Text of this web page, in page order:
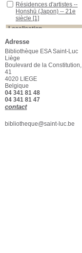
Résidences d'artistes --
Honshū (Japon) -- 21e
siècle [1]
Localisation
Section
Beaux-Arts - Biblio
Adresse
Bibliothèque ESA Saint-Luc
Liège
Boulevard de la Constitution,
41
4020 LIEGE
Belgique
04 341 81 48
04 341 81 47
contact
bibliotheque@saint-luc.be